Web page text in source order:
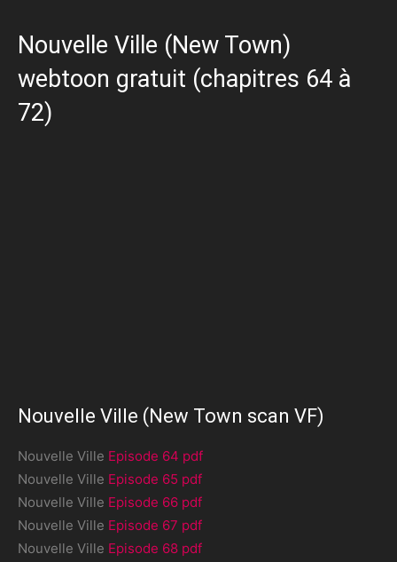
Nouvelle Ville (New Town)
webtoon gratuit (chapitres 64 à
72)
Nouvelle Ville (New Town scan VF)
Nouvelle Ville Episode 64 pdf
Nouvelle Ville Episode 65 pdf
Nouvelle Ville Episode 66 pdf
Nouvelle Ville Episode 67 pdf
Nouvelle Ville Episode 68 pdf